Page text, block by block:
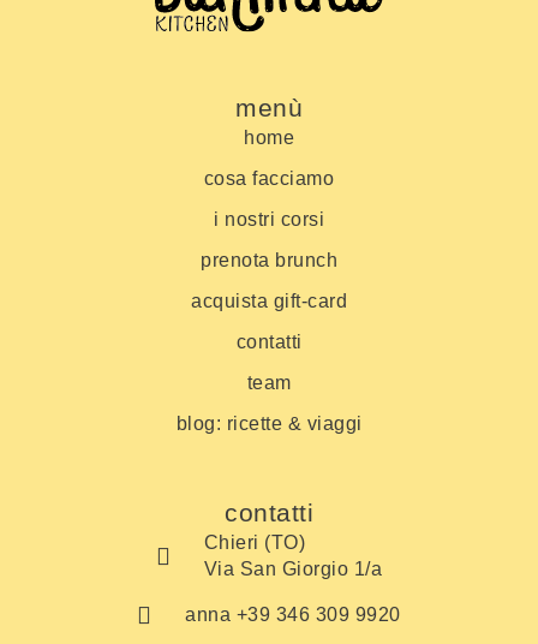
menù
home
cosa facciamo
i nostri corsi
prenota brunch
acquista gift-card
contatti
team
blog: ricette & viaggi
contatti
Chieri (TO)
Via San Giorgio 1/a
anna +39 346 309 9920